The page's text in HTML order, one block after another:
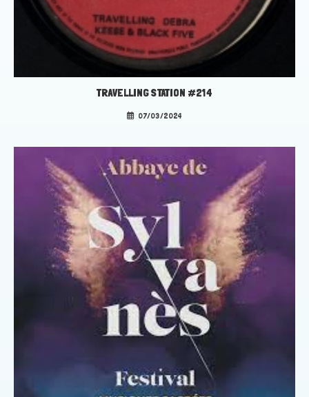
TRAVELLING STATION #214
07/03/2024